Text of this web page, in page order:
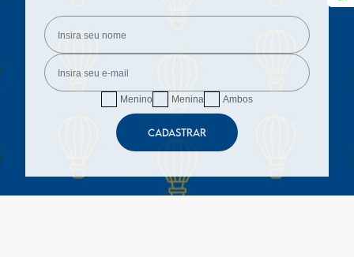
Menino Menina Ambos
CADASTRAR